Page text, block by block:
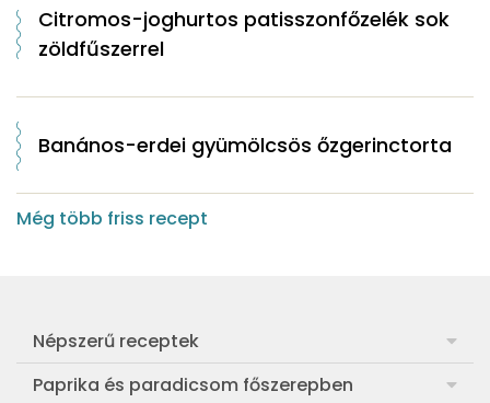
Citromos-joghurtos patisszonfőzelék sok
zöldfűszerrel
Banános-erdei gyümölcsös őzgerinctorta
Még több friss recept
Népszerű receptek
Frankfurti leves
Paprika és paradicsom főszerepben